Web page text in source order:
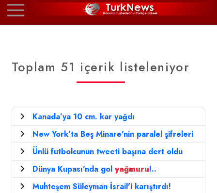
Toplam 51 içerik listeleniyor
Kanada’ya 10 cm. kar yağdı
New York’ta Beş Minare'nin paralel şifreleri
Ünlü futbolcunun tweeti başına dert oldu
Dünya Kupası'nda gol yağmuru!..
Muhteşem Süleyman İsrail'i karıştırdı!